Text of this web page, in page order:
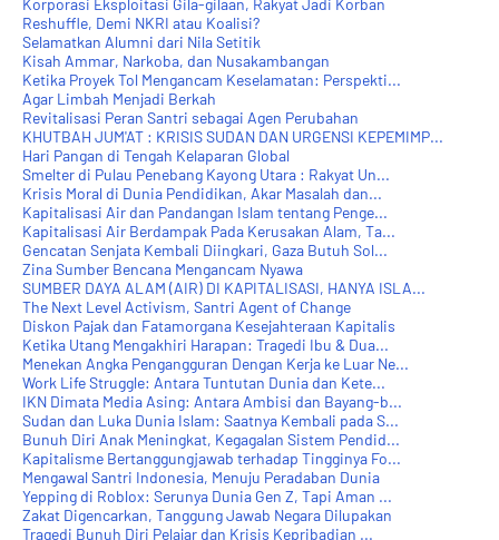
Korporasi Eksploitasi Gila-gilaan, Rakyat Jadi Korban
Reshuffle, Demi NKRI atau Koalisi?
Selamatkan Alumni dari Nila Setitik
Kisah Ammar, Narkoba, dan Nusakambangan
Ketika Proyek Tol Mengancam Keselamatan: Perspekti...
Agar Limbah Menjadi Berkah
Revitalisasi Peran Santri sebagai Agen Perubahan
KHUTBAH JUM'AT : KRISIS SUDAN DAN URGENSI KEPEMIMP...
Hari Pangan di Tengah Kelaparan Global
Smelter di Pulau Penebang Kayong Utara : Rakyat Un...
Krisis Moral di Dunia Pendidikan, Akar Masalah dan...
Kapitalisasi Air dan Pandangan Islam tentang Penge...
Kapitalisasi Air Berdampak Pada Kerusakan Alam, Ta...
Gencatan Senjata Kembali Diingkari, Gaza Butuh Sol...
Zina Sumber Bencana Mengancam Nyawa
SUMBER DAYA ALAM (AIR) DI KAPITALISASI, HANYA ISLA...
The Next Level Activism, Santri Agent of Change
Diskon Pajak dan Fatamorgana Kesejahteraan Kapitalis
Ketika Utang Mengakhiri Harapan: Tragedi Ibu & Dua...
Menekan Angka Pengangguran Dengan Kerja ke Luar Ne...
Work Life Struggle: Antara Tuntutan Dunia dan Kete...
IKN Dimata Media Asing: Antara Ambisi dan Bayang-b...
Sudan dan Luka Dunia Islam: Saatnya Kembali pada S...
Bunuh Diri Anak Meningkat, Kegagalan Sistem Pendid...
Kapitalisme Bertanggungjawab terhadap Tingginya Fo...
Mengawal Santri Indonesia, Menuju Peradaban Dunia
Yepping di Roblox: Serunya Dunia Gen Z, Tapi Aman ...
Zakat Digencarkan, Tanggung Jawab Negara Dilupakan
Tragedi Bunuh Diri Pelajar dan Krisis Kepribadian ...